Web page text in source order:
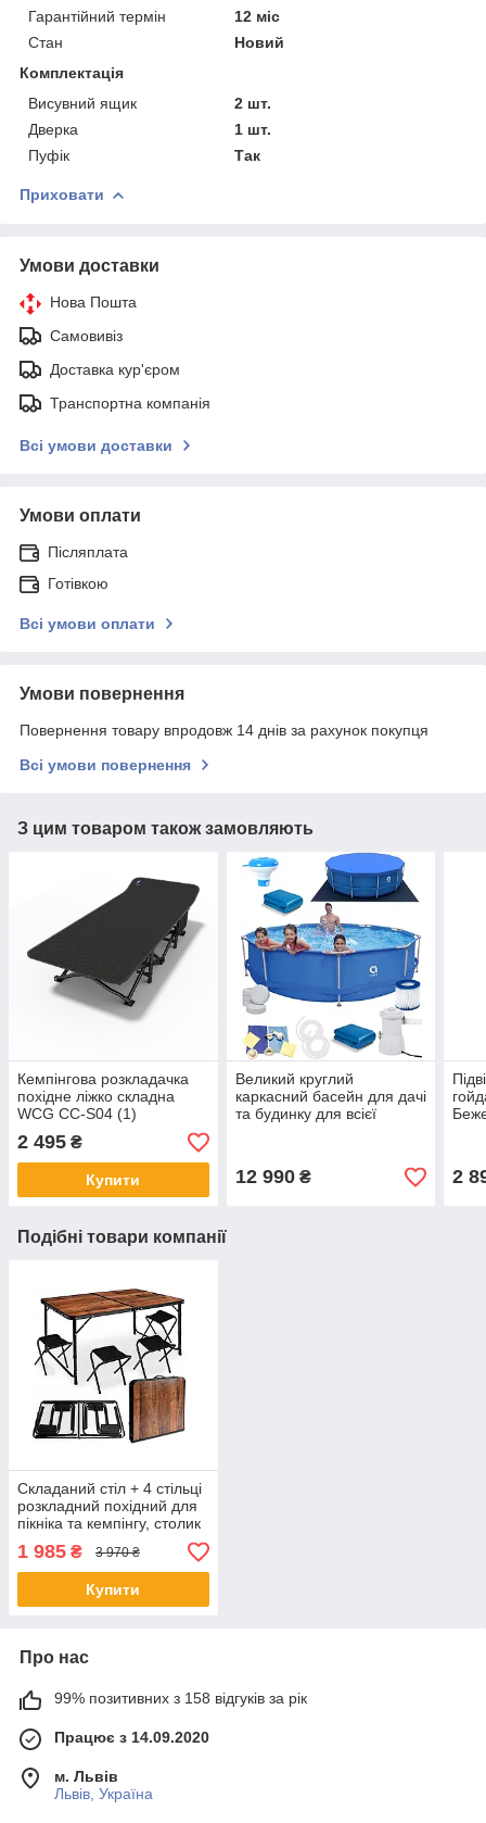
Гарантійний термін
12 міс
Стан
Новий
Комплектація
Висувний ящик
2 шт.
Дверка
1 шт.
Пуфік
Так
Приховати
Умови доставки
Нова Пошта
Самовивіз
Доставка кур'єром
Транспортна компанія
Всі умови доставки
Умови оплати
Післяплата
Готівкою
Всі умови оплати
Умови повернення
Повернення товару впродовж 14 днів за рахунок покупця
Всі умови повернення
З цим товаром також замовляють
Кемпінгова розкладачка
похідне ліжко складна
WCG CC-S04 (1)
2 495 ₴
Купити
Великий круглий
каркасний басейн для дачі
та будинку для всієї
1 Синій Shopik
12 990₴ 2
Подібні товари компанії
Складаний стіл + 4 стільці
розкладний похідний для
пікніка та кемпінгу, столик
похідний садовий 120x60
см Shopik
1 985 ₴ 3 970 ₴
Купити
Про нас
99% позитивних з 158 відгуків за рік
Працює з 14.09.2020
м. Львів
Львів, Україна